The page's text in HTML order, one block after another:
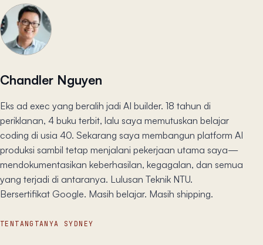
Chandler Nguyen
Eks ad exec yang beralih jadi AI builder. 18 tahun di
periklanan, 4 buku terbit, lalu saya memutuskan belajar
coding di usia 40. Sekarang saya membangun platform AI
produksi sambil tetap menjalani pekerjaan utama saya—
mendokumentasikan keberhasilan, kegagalan, dan semua
yang terjadi di antaranya. Lulusan Teknik NTU.
Bersertifikat Google. Masih belajar. Masih shipping.
TENTANG TANYA SYDNEY